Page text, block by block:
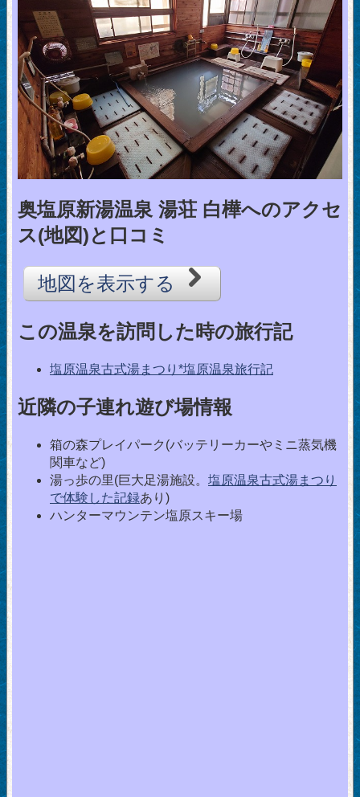
奥塩原新湯温泉 湯荘 白樺へのアクセ
ス(地図)と口コミ
地図を表示する
この温泉を訪問した時の旅行記
塩原温泉古式湯まつり*塩原温泉旅行記
近隣の子連れ遊び場情報
箱の森プレイパーク(バッテリーカーやミニ蒸気機
関車など)
湯っ歩の里(巨大足湯施設。 塩原温泉古式湯まつり
で体験した記録あり)
ハンターマウンテン塩原スキー場